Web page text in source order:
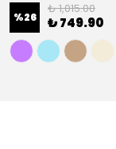
%26
₺ 1,015.00
₺ 749.90